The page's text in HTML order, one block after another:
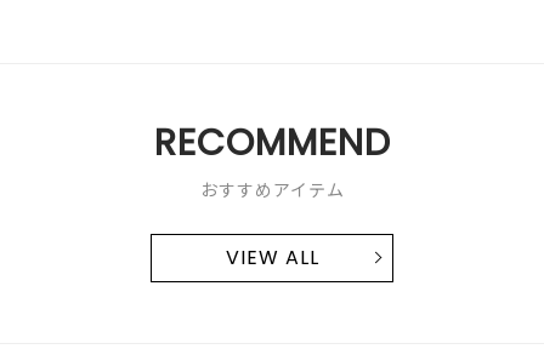
RECOMMEND
おすすめアイテム
VIEW ALL